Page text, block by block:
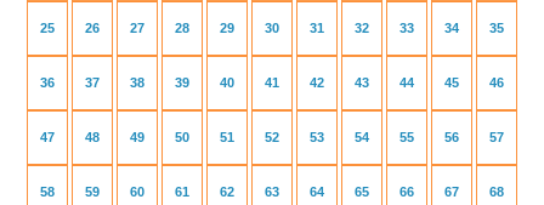
25 26 27 28 29 30 31 32 33 34 35
36 37 38 39 40 41 42 43 44 45 46
47 48 49 50 51 52 53 54 55 56 57
58 59 60 61 62 63 64 65 66 67 68